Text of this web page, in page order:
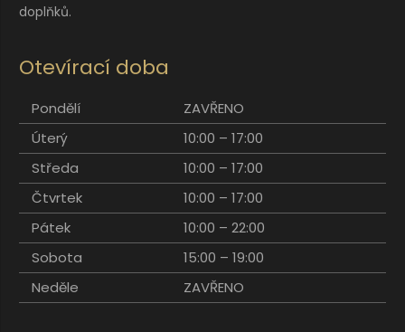
doplňků.
Otevírací doba
Pondělí
ZAVŘENO
Úterý
10:00 – 17:00
Středa
10:00 – 17:00
Čtvrtek
10:00 – 17:00
Pátek
10:00 – 22:00
Sobota
15:00 – 19:00
Neděle
ZAVŘENO